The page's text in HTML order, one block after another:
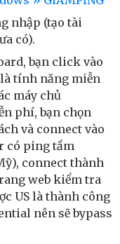
nhập (tạo tài
có).
bạn click vào
là tính năng miễn
máy chủ
phí, bạn chọn
và connect vào
có ping tầm
connect thành
web kiểm tra
US là thành công
nên sẽ bypass